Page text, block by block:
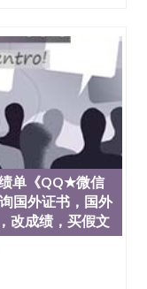
单《QQ★微信
国外证书，国外
改成绩，买假文